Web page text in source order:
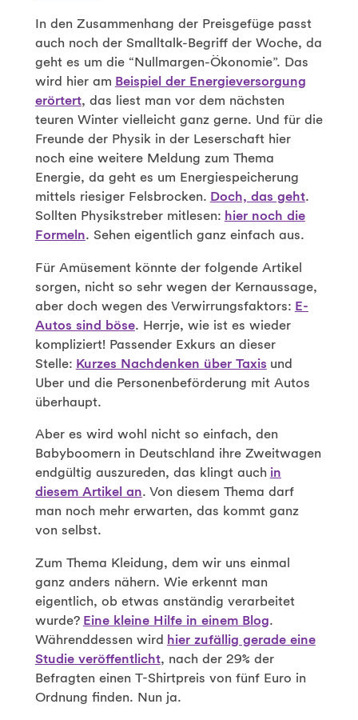
In den Zusammenhang der Preisgefüge passt
auch noch der Smalltalk-Begriff der Woche, da
geht es um die “Nullmargen-Ökonomie”. Das
wird hier am Beispiel der Energieversorgung
erörtert, das liest man vor dem nächsten
teuren Winter vielleicht ganz gerne. Und für die
Freunde der Physik in der Leserschaft hier
noch eine weitere Meldung zum Thema
Energie, da geht es um Energiespeicherung
mittels riesiger Felsbrocken. Doch, das geht.
Sollten Physikstreber mitlesen: hier noch die
Formeln. Sehen eigentlich ganz einfach aus.
Für Amüsement könnte der folgende Artikel
sorgen, nicht so sehr wegen der Kernaussage,
aber doch wegen des Verwirrungsfaktors: E-
Autos sind böse. Herrje, wie ist es wieder
kompliziert! Passender Exkurs an dieser
Stelle: Kurzes Nachdenken über Taxis und
Uber und die Personenbeförderung mit Autos
überhaupt.
Aber es wird wohl nicht so einfach, den
Babyboomern in Deutschland ihre Zweitwagen
endgültig auszureden, das klingt auch in
diesem Artikel an. Von diesem Thema darf
man noch mehr erwarten, das kommt ganz
von selbst.
Zum Thema Kleidung, dem wir uns einmal
ganz anders nähern. Wie erkennt man
eigentlich, ob etwas anständig verarbeitet
wurde? Eine kleine Hilfe in einem Blog.
Währenddessen wird hier zufällig gerade eine
Studie veröffentlicht, nach der 29% der
Befragten einen T-Shirtpreis von fünf Euro in
Ordnung finden. Nun ja.